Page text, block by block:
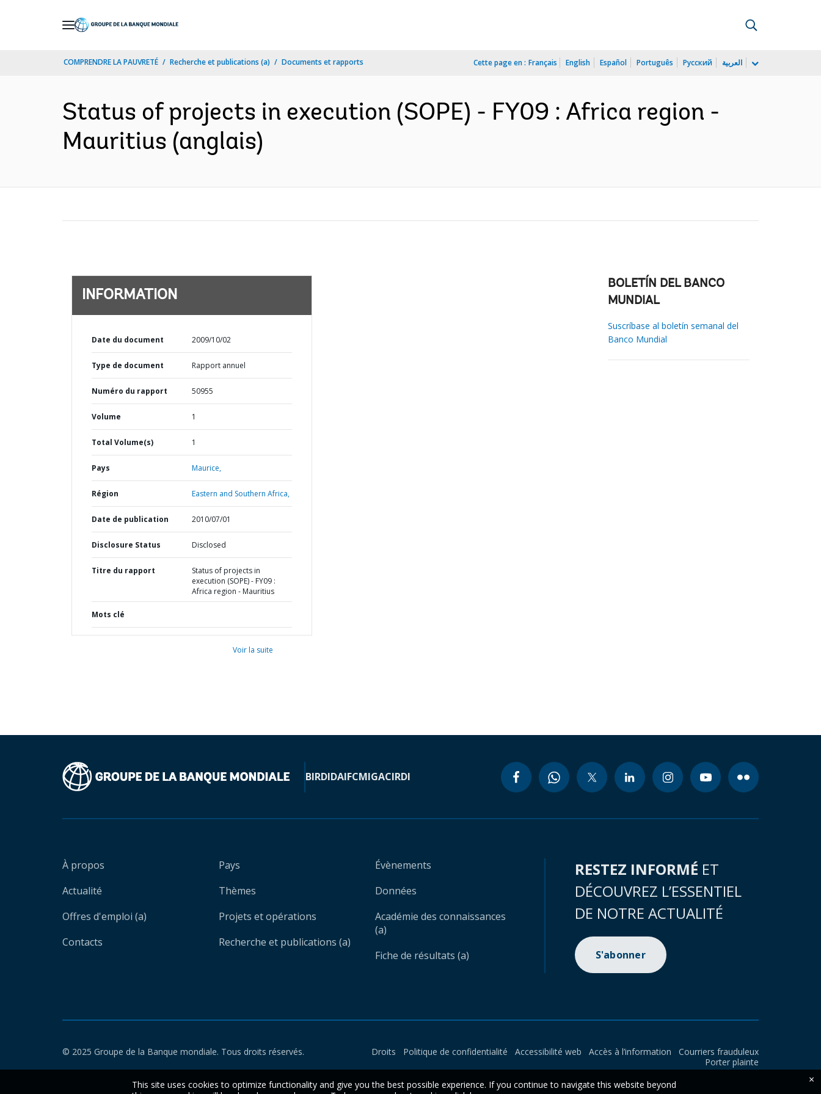
COMPRENDRE LA PAUVRETÉ Recherche et publications (a) Documents et rapports Cette page en : Français English Español Português Русский العربية
Status of projects in execution (SOPE) - FY09 : Africa region -
Mauritius (anglais)
INFORMATION
Date du document 2009/10/02
Type de document Rapport annuel
Numéro du rapport 50955
Volume 1
Total Volume(s) 1
Pays Maurice,
Région Eastern and Southern Africa,
Date de publication 2010/07/01
Disclosure Status Disclosed
Titre du rapport
Status of projects in
execution (SOPE) - FY09 :
Africa region - Mauritius
Mots clé
Voir la suite
BOLETÍN DEL BANCO
MUNDIAL
Suscríbase al boletín semanal del
Banco Mundial
BIRDIDAIFCMIGACIRDI
À propos
Actualité
Offres d'emploi (a)
Contacts
Pays
Thèmes
Projets et opérations
Recherche et publications (a)
Évènements
Données
Académie des connaissances
(a)
Fiche de résultats (a)
RESTEZ INFORMÉ ET
DÉCOUVREZ L’ESSENTIEL
DE NOTRE ACTUALITÉ
S'abonner
© 2025 Groupe de la Banque mondiale. Tous droits réservés. Droits Politique de confidentialité Accessibilité web Accès à l’information
Courriers frauduleux
Porter plainte
This site uses cookies to optimize functionality and give you the best possible experience. If you continue to navigate this website beyond
×